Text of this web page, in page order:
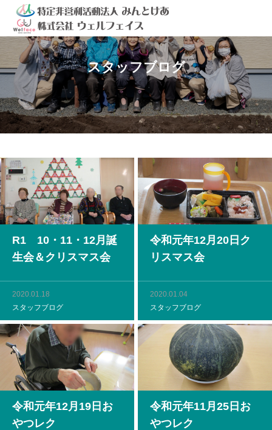
スタッフブログ
R1 10・11・12月誕
生会＆クリスマス会
2020.01.18
スタッフブログ
令和元年12月20日ク
リスマス会
2020.01.04
スタッフブログ
令和元年12月19日お
やつレク
令和元年11月25日お
やつレク